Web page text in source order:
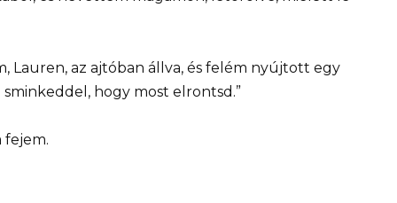
Lauren, az ajtóban állva, és felém nyújtott egy
hogy most elrontsd.”
fejem.